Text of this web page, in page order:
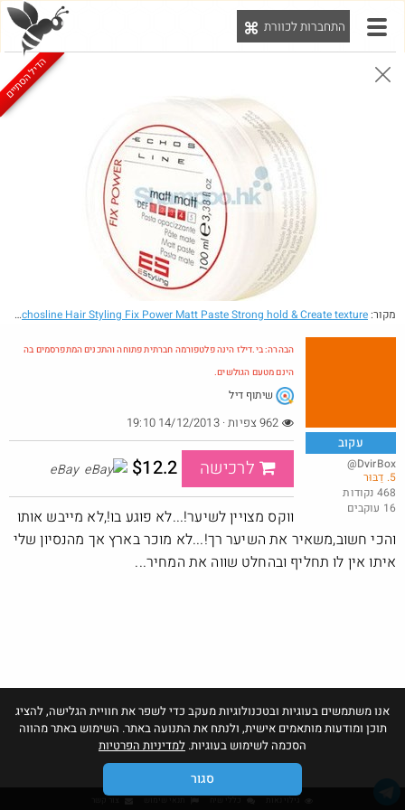
התחברות לכוורת
הבהרה: בי.דילז הינה פלטפורמה חברתית פתוחה והתכנים המתפרסמים בה הינם מטעם הגולשים.
הדילים המעודכנים הדילים החמים
עדכונים מהרשת חדש בכוורת
מברגה 20V DEKO
$6.3
· 6· 121
אנו משתמשים בעוגיות ובטכנולוגיות מעקב כדי לשפר את חוויית הגלישה, להציג
תוכן ומודעות מותאמים אישית, ולנתח את התנועה באתר. השימוש באתר מהווה
הסכמה לשימוש בעוגיות. למדיניות הפרטיות
סגור
הדיל הסתיים
מקור: - Italy Echosline Hair Styling Fix Power Matt Paste Strong hold & Create texture
עקוב
@DvirBox
5. דַבּוּר
468 נקודות
16 עוקבים
הבהרה: בי.דילז הינה פלטפורמה חברתית פתוחה והתכנים המתפרסמים בה
הינם מטעם הגולשים.
שיתוף דיל
לרכישה $12.2
eBay
ווקס מצויין לשיער!...לא פוגע בו!,לא מייבש אותו
והכי חשוב,משאיר את השיער רך!...לא מוכר בארץ אך מהנסיון שלי
איתו אין לו תחליף ובהחלט שווה את המחיר...